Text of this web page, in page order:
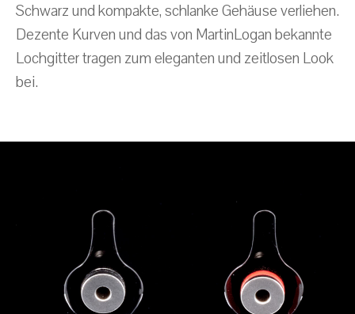
Schwarz und kompakte, schlanke Gehäuse verliehen.
Dezente Kurven und das von MartinLogan bekannte
Lochgitter tragen zum eleganten und zeitlosen Look
bei.